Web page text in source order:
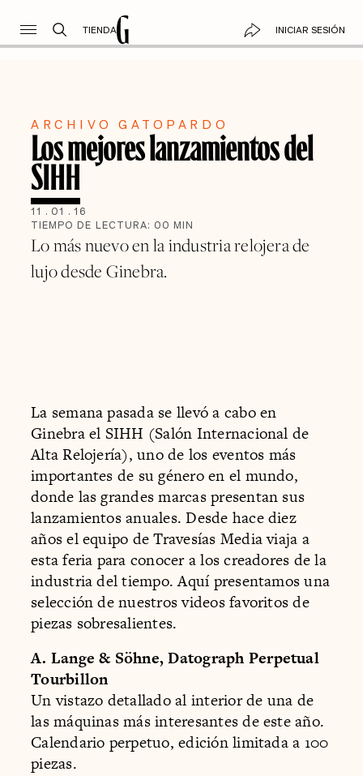
TIENDA INICIAR SESIÓN
ARCHIVO GATOPARDO
Los mejores lanzamientos del
SIHH
11 . 01 . 16
TIEMPO DE LECTURA: 00 MIN
Lo más nuevo en la industria relojera de
lujo desde Ginebra.
La semana pasada se llevó a cabo en
Ginebra el SIHH (Salón Internacional de
Alta Relojería), uno de los eventos más
importantes de su género en el mundo,
donde las grandes marcas presentan sus
lanzamientos anuales. Desde hace diez
años el equipo de Travesías Media viaja a
esta feria para conocer a los creadores de la
industria del tiempo. Aquí presentamos una
selección de nuestros videos favoritos de
piezas sobresalientes.
A. Lange & Söhne, Datograph Perpetual
Tourbillon
Un vistazo detallado al interior de una de
las máquinas más interesantes de este año.
Calendario perpetuo, edición limitada a 100
piezas.